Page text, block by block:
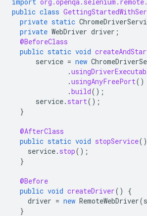
public class
private static
private WebDriver driver ;
@BeforeClass
public static void
service = new
.
.usingAnyFreePort()
.build();
service. start();
}
@AfterClass
public static void stopService()
service. stop();
}
@Before
public void createDriver()
{
driver = new RemoteWebDriver(
}